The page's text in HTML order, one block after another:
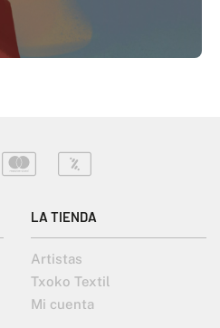
LA TIENDA
Artistas
Txoko Textil
Mi cuenta